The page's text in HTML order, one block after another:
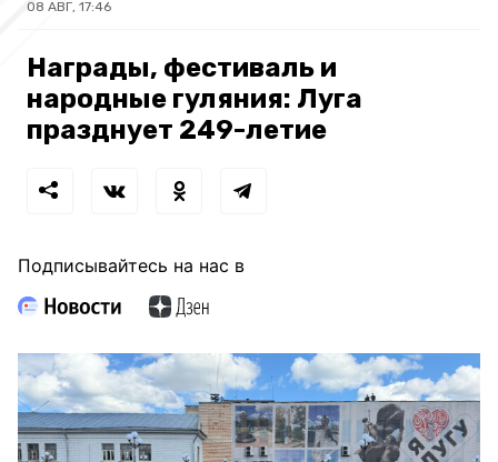
08 АВГ, 17:46
Награды, фестиваль и
народные гуляния: Луга
празднует 249-летие
Подписывайтесь на нас в